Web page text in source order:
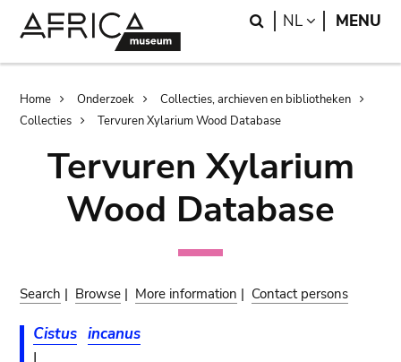
Search
NL LANGUAGE
MENU
Breadcrumb
Home Onderzoek
Collecties, archieven en bibliotheken
Collecties
Tervuren Xylarium Wood Database
Tervuren Xylarium
Wood Database
Search | Browse | More information | Contact persons
Cistus incanus